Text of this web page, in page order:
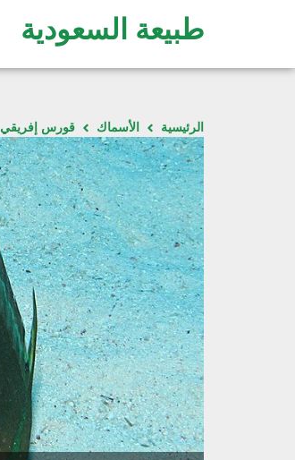
طبيعة السعودية
الرئيسية الأسماك قورس إفريقي